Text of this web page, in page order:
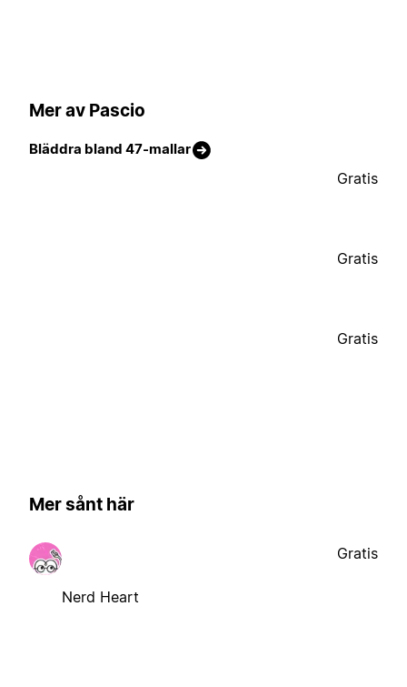
Mer av Pascio
Bläddra bland 47-mallar
Gratis
Gratis
Gratis
Mer sånt här
Nerd Heart
Gratis